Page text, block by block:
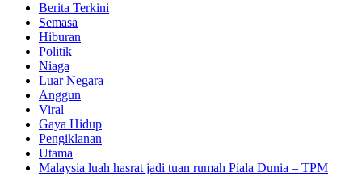
Berita Terkini
Semasa
Hiburan
Politik
Niaga
Luar Negara
Anggun
Viral
Gaya Hidup
Pengiklanan
Utama
Malaysia luah hasrat jadi tuan rumah Piala Dunia – TPM